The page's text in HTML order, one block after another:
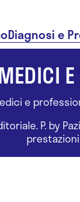
Diagnosi e
e
P. by